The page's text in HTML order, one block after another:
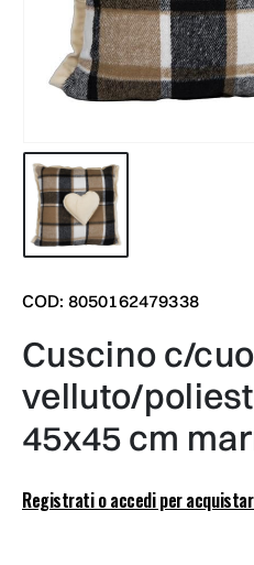
COD: 8050162479338
cuscino c/cuore
velluto/
45x45 cm
Registrati o accedi per